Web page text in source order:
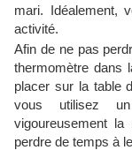
mari. Idéalement,
activité.
Afin de ne pas
thermomètre dans
placer sur la table
vous utilisez
vigoureusement
perdre de temps à